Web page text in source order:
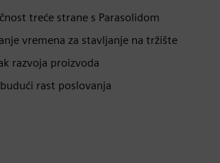
treće strane s Parasolidom
vremena za stavljanje na tržište
razvoja proizvoda
rast poslovanja